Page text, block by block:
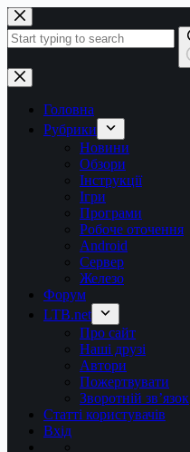
Перейти
до
вмісту
Немає
результатів
Головна
Рубрики
Новини
Обзори
Інструкції
Ігри
Програми
Робоче оточення
Android
Сервер
Железо
Форум
LTB.net
Про сайт
Наші друзі
Автори
Пожертвувати
Зворотній зв’язок
Статті користувачів
Вхід